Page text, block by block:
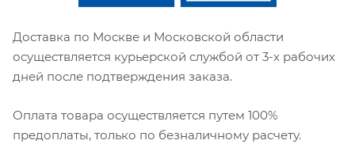
Доставка по Москве и Московской области
осуществляется курьерской службой от 3-х рабочих
дней после подтверждения заказа.
Оплата товара осуществляется путем 100%
предоплаты, только по безналичному расчету.